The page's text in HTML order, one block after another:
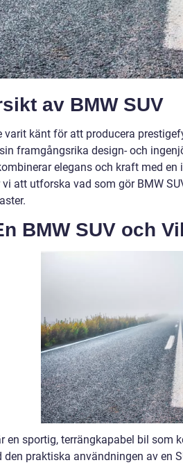
av BMW SUV
varit känt för att producera
framgångsrika design- och
elegans och kraft med
att utforska vad som gör BMW
BMW SUV och
en sportig, terrängkapabel bil
praktiska användningen av en